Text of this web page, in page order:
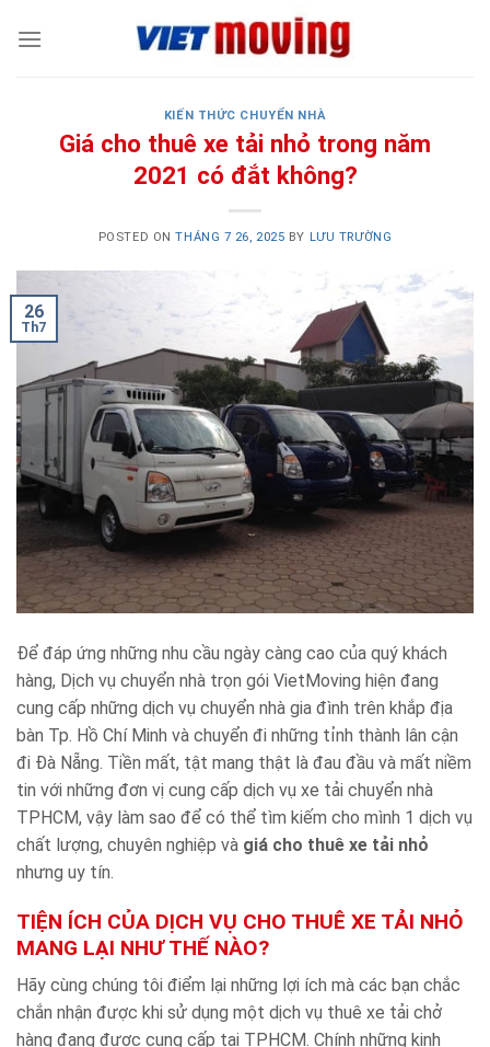
KIẾN THỨC CHUYỂN NHÀ
Giá cho thuê xe tải nhỏ trong năm
2021 có đắt không?
POSTED ONTHÁNG 7 26, 2025 BY LƯU TRƯỜNG
26
Th7
Để đáp ứng những nhu cầu ngày càng cao của quý khách
hàng, Dịch vụ chuyển nhà trọn gói VietMoving hiện đang
cung cấp những dịch vụ chuyển nhà gia đình trên khắp địa
bàn Tp. Hồ Chí Minh và chuyển đi những tỉnh thành lân cận
đi Đà Nẵng. Tiền mất, tật mang thật là đau đầu và mất niềm
tin với những đơn vị cung cấp dịch vụ xe tải chuyển nhà
TPHCM, vậy làm sao để có thể tìm kiếm cho mình 1 dịch vụ
chất lượng, chuyên nghiệp và giá cho thuê xe tải nhỏ
nhưng uy tín.
TIỆN ÍCH CỦA DỊCH VỤ CHO THUÊ XE TẢI NHỎ
MANG LẠI NHƯ THẾ NÀO?
Hãy cùng chúng tôi điểm lại những lợi ích mà các bạn chắc
chắn nhận được khi sử dụng một dịch vụ thuê xe tải chở
hàng đang được cung cấp tại TPHCM. Chính những kinh